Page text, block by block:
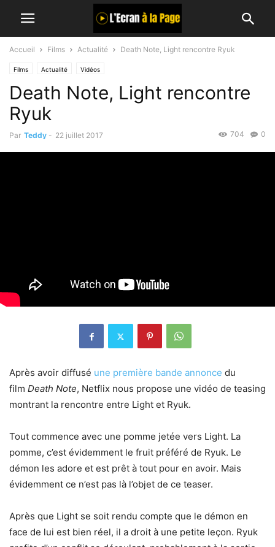
Accueil Films Actualité Death Note, Light rencontre Ryuk
Films Actualité Vidéos
Death Note, Light rencontre
Ryuk
Par Teddy - 22 juillet 2017 0
704
Après avoir diffusé une première bande annonce du
film Death Note, Netflix nous propose une vidéo de teasing
montrant la rencontre entre Light et Ryuk.
Tout commence avec une pomme jetée vers Light. La
pomme, c’est évidemment le fruit préféré de Ryuk. Le
démon les adore et est prêt à tout pour en avoir. Mais
évidemment ce n’est pas là l’objet de ce teaser.
Après que Light se soit rendu compte que le démon en
face de lui est bien réel, il a droit à une petite leçon. Ryuk